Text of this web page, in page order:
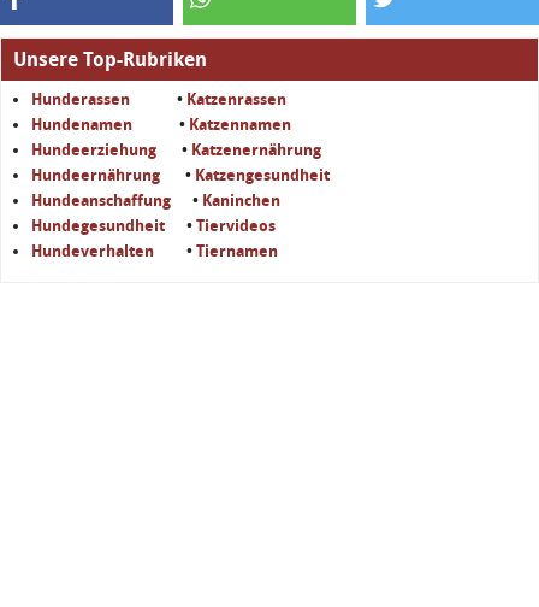
Unsere Top-Rubriken
Hunderassen • Katzenrassen
Hundenamen
• Katzennamen
Hundeerziehung • Katzenernährung
Hundeernährung • Katzengesundheit
Hundeanschaffung • Kaninchen
Hundegesundheit • Tiervideos
Hundeverhalten • Tiernamen